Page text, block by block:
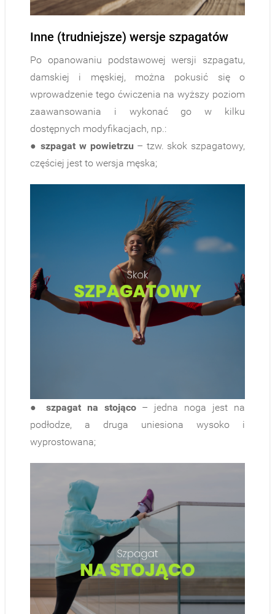
Inne (trudniejsze) wersje szpagatów
Po opanowaniu podstawowej wersji szpagatu,
damskiej i męskiej, można pokusić się o
wprowadzenie tego ćwiczenia na wyższy poziom
zaawansowania i wykonać go w kilku
dostępnych modyfikacjach, np.:
●szpagat w powietrzu – tzw. skok szpagatowy,
częściej jest to wersja męska;
● szpagat na stojąco– jedna noga jest na
podłodze, a druga uniesiona wysoko i
wyprostowana;